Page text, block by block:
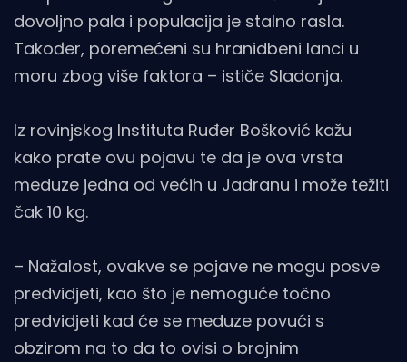
dovoljno pala i populacija je stalno rasla.
Također, poremećeni su hranidbeni lanci u
moru zbog više faktora – ističe Sladonja.
Iz rovinjskog Instituta Ruđer Bošković kažu
kako prate ovu pojavu te da je ova vrsta
meduze jedna od većih u Jadranu i može težiti
čak 10 kg.
– Nažalost, ovakve se pojave ne mogu posve
predvidjeti, kao što je nemoguće točno
predvidjeti kad će se meduze povući s
obzirom na to da to ovisi o brojnim